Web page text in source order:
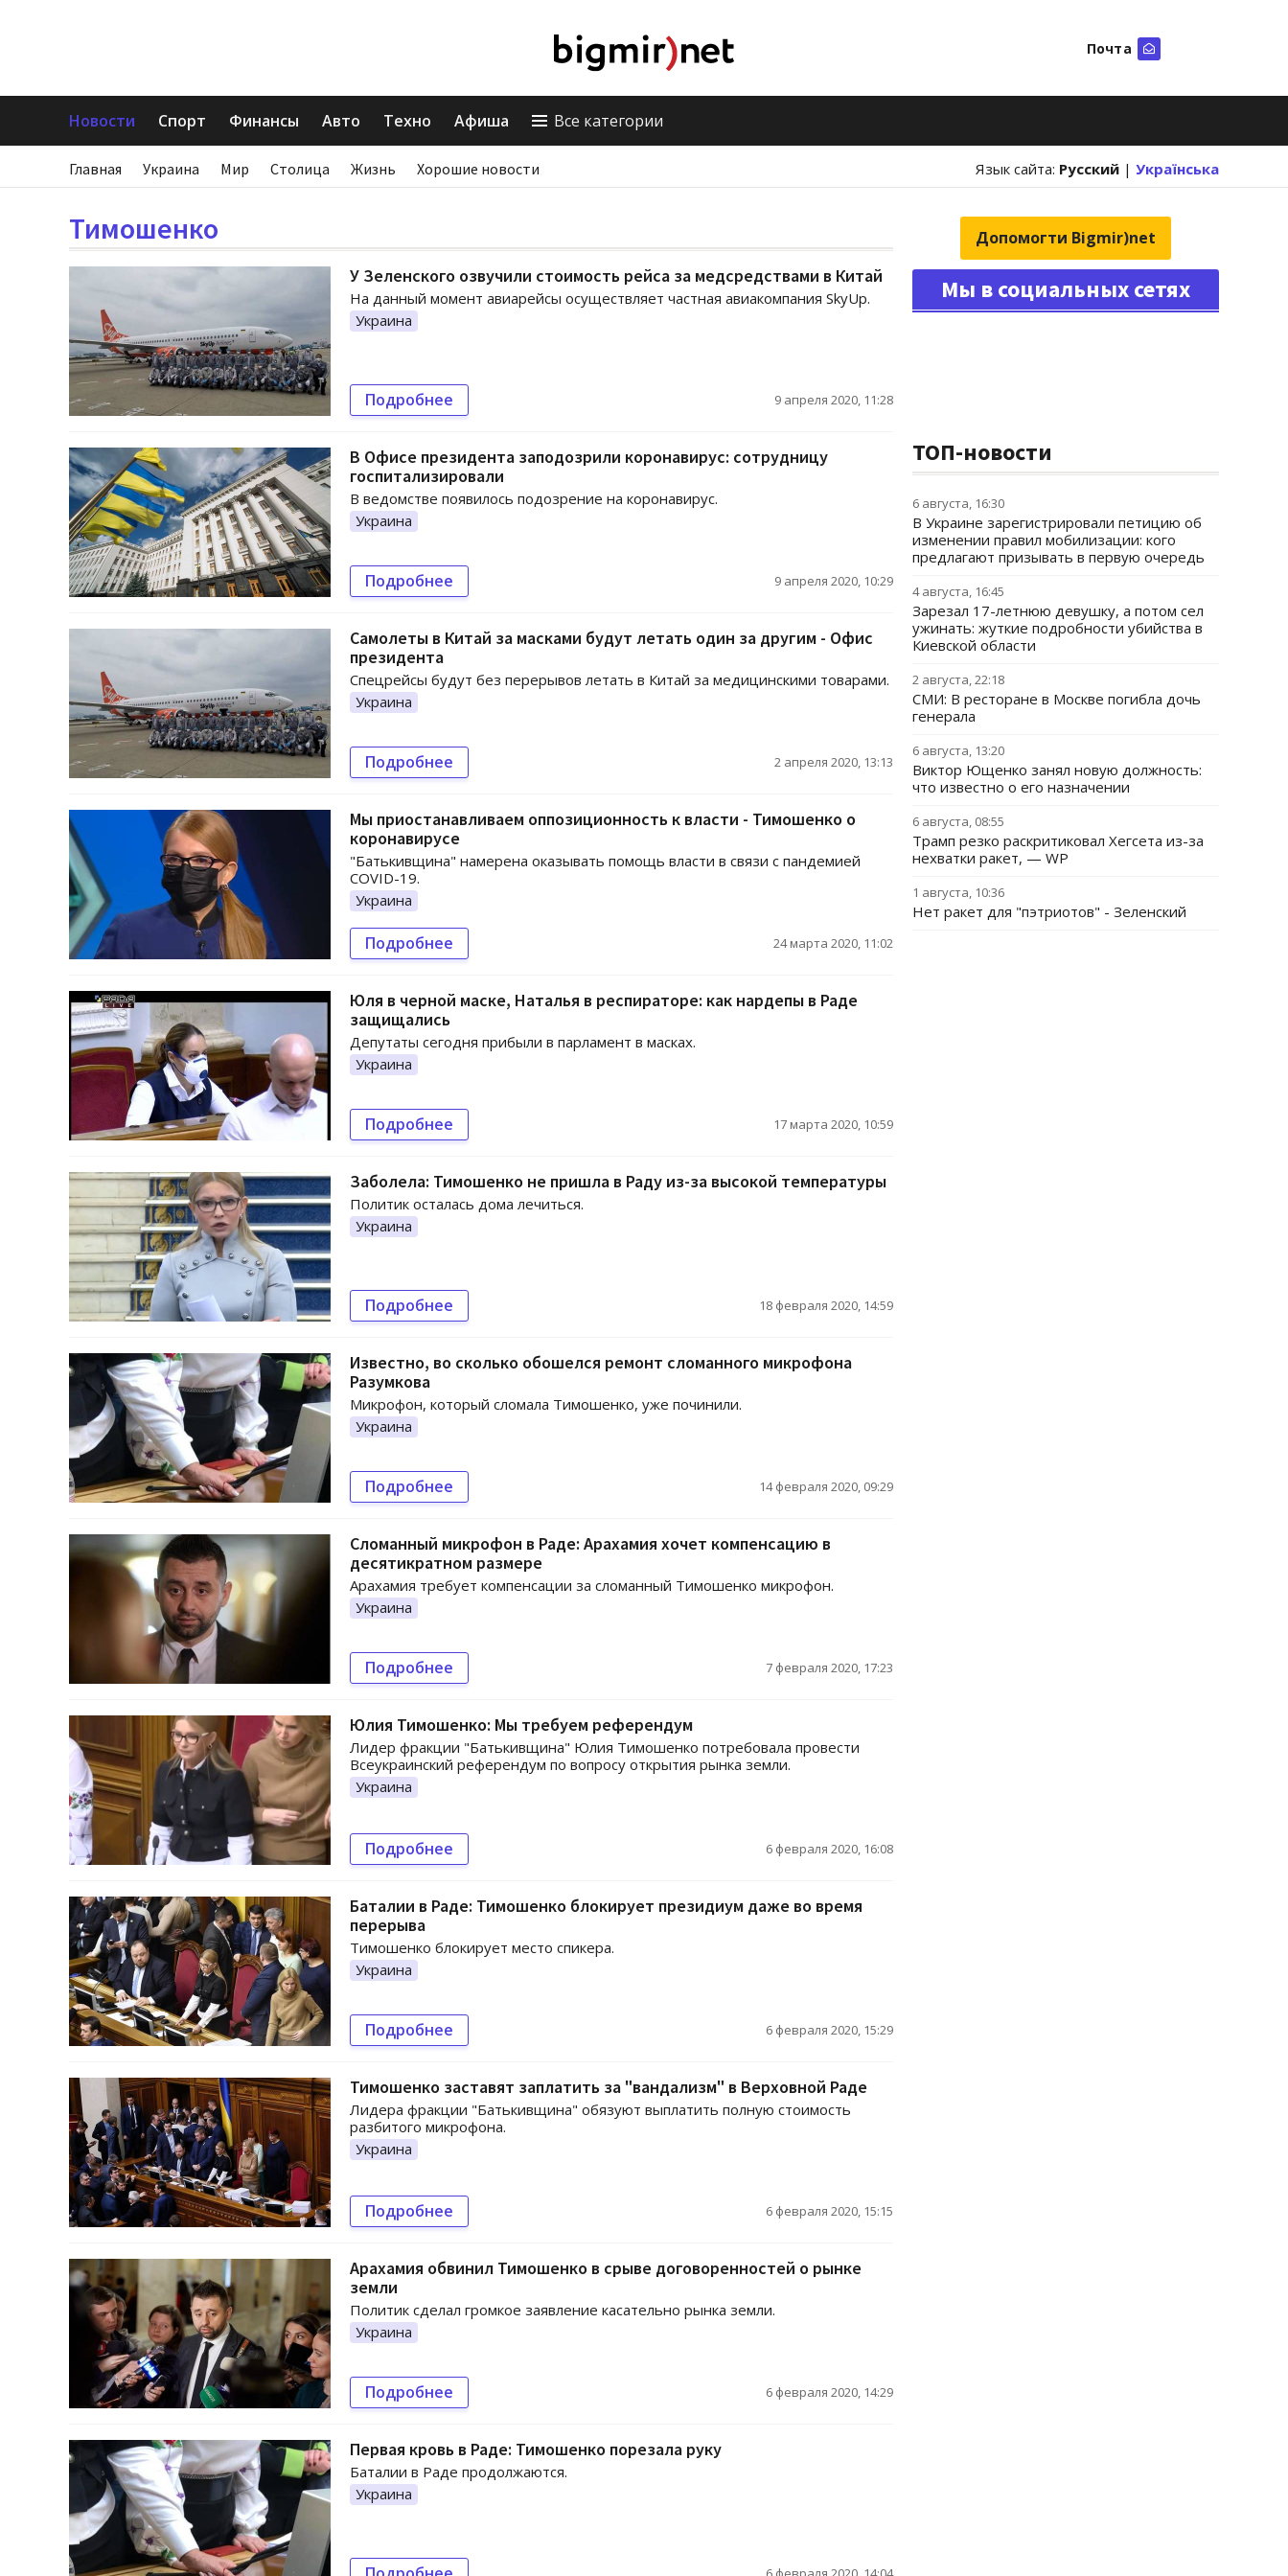
Почта
Новости Спорт Финансы Авто Техно Афиша Все категории
Главная Украина Мир Столица Жизнь Хорошие новости Язык сайта: Русский | Українська
Тимошенко
У Зеленского озвучили стоимость рейса за медсредствами в Китай
На данный момент авиарейсы осуществляет частная авиакомпания SkyUp.
Украина
Подробнее 9 апреля 2020, 11:28
В Офисе президента заподозрили коронавирус: сотрудницу
госпитализировали
В ведомстве появилось подозрение на коронавирус.
Украина
Подробнее 9 апреля 2020, 10:29
Самолеты в Китай за масками будут летать один за другим - Офис
президента
Спецрейсы будут без перерывов летать в Китай за медицинскими товарами.
Украина
Подробнее 2 апреля 2020, 13:13
Мы приостанавливаем оппозиционность к власти - Тимошенко о
коронавирусе
"Батькивщина" намерена оказывать помощь власти в связи с пандемией
COVID-19.
Украина
Подробнее 24 марта 2020, 11:02
Юля в черной маске, Наталья в респираторе: как нардепы в Раде
защищались
Депутаты сегодня прибыли в парламент в масках.
Украина
Подробнее 17 марта 2020, 10:59
Заболела: Тимошенко не пришла в Раду из-за высокой температуры
Политик осталась дома лечиться.
Украина
Подробнее 18 февраля 2020, 14:59
Известно, во сколько обошелся ремонт сломанного микрофона
Разумкова
Микрофон, который сломала Тимошенко, уже починили.
Украина
Подробнее 14 февраля 2020, 09:29
Сломанный микрофон в Раде: Арахамия хочет компенсацию в
десятикратном размере
Арахамия требует компенсации за сломанный Тимошенко микрофон.
Украина
Подробнее 7 февраля 2020, 17:23
Юлия Тимошенко: Мы требуем референдум
Лидер фракции "Батькивщина" Юлия Тимошенко потребовала провести
Всеукраинский референдум по вопросу открытия рынка земли.
Украина
Подробнее 6 февраля 2020, 16:08
Баталии в Раде: Тимошенко блокирует президиум даже во время
перерыва
Тимошенко блокирует место спикера.
Украина
Подробнее 6 февраля 2020, 15:29
Тимошенко заставят заплатить за "вандализм" в Верховной Раде
Лидера фракции "Батькивщина" обязуют выплатить полную стоимость
разбитого микрофона.
Украина
Подробнее 6 февраля 2020, 15:15
Арахамия обвинил Тимошенко в срыве договоренностей о рынке
земли
Политик сделал громкое заявление касательно рынка земли.
Украина
Подробнее 6 февраля 2020, 14:29
Первая кровь в Раде: Тимошенко порезала руку
Баталии в Раде продолжаются.
Украина
Допомогти Bigmir)net
Мы в социальных сетях
ТОП-новости
6 августа, 16:30
В Украине зарегистрировали петицию об
изменении правил мобилизации: кого
предлагают призывать в первую очередь
4 августа, 16:45
Зарезал 17-летнюю девушку, а потом сел
ужинать: жуткие подробности убийства в
Киевской области
2 августа, 22:18
СМИ: В ресторане в Москве погибла дочь
генерала
6 августа, 13:20
Виктор Ющенко занял новую должность:
что известно о его назначении
6 августа, 08:55
Трамп резко раскритиковал Хегсета из-за
нехватки ракет, — WP
1 августа, 10:36
Нет ракет для "пэтриотов" - Зеленский